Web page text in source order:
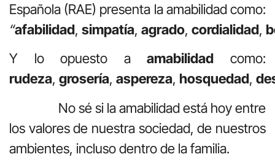
Española (RAE) presenta la amabilidad como:
“afabilidad, simpatía, agrado, cordialidad,
Y lo opuesto aamabilidad como:
rudeza, grosería, aspereza, hosquedad,
No sé si la amabilidad está hoy entre
los valores de nuestra sociedad, de nuestros
ambientes, incluso dentro de la familia.